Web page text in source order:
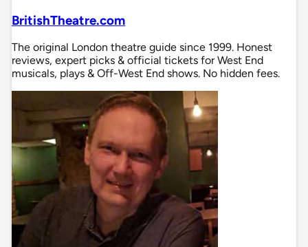
BritishTheatre.com
The original London theatre guide since 1999. Honest
reviews, expert picks & official tickets for West End
musicals, plays & Off-West End shows. No hidden fees.